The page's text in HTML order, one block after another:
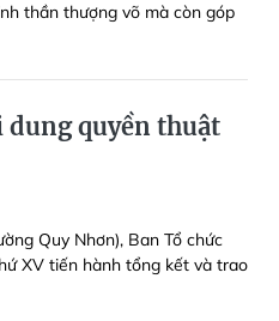
thần thượng võ mà còn góp
dung quyền thuật
Quy Nhơn), Ban Tổ chức
XV tiến hành tổng kết và trao